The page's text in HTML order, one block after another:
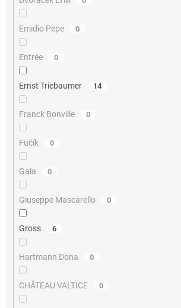
Emidio Pepe 0
Entrée 0
Ernst Triebaumer 14
Franck Bonville 0
Fučík 0
Gala 0
Giuseppe Mascarello 0
Gross 6
Hartmann Dona 0
CHÂTEAU VALTICE 0